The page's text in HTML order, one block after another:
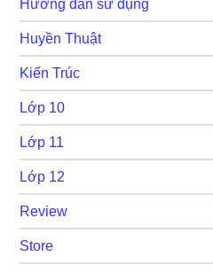
Hướng dẫn sử dụng
Huyền Thuật
Kiến Trúc
Lớp 10
Lớp 11
Lớp 12
Review
Store